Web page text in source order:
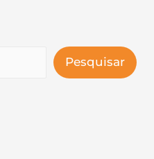
Pesquisar